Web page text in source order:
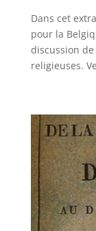
Dans cet
pour la
discussion
religieuses.